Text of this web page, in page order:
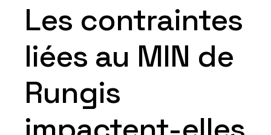
Les contraintes
liées au MIN de
Rungis